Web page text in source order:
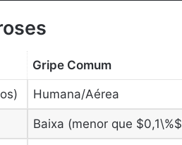
Gripe Comum
Humana/Aérea
Baixa (menor que $0,1\%$